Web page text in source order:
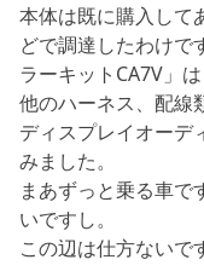
本体は既に購入して
どで調達したわけ
ラーキットCA7V」
他のハーネス、配線
ディスプレイオーデ
みました。
まあずっと乗る車で
いですし。
この辺は仕方ないで